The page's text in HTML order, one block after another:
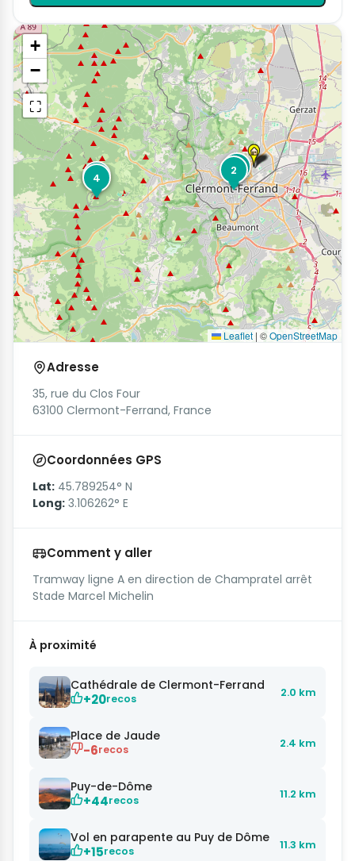
1
2
3
4
+
−
⛶
Leaflet | ©OpenStreetMap
Adresse
35, rue du Clos Four
63100 Clermont-Ferrand, France
Coordonnées GPS
Lat: 45.789254° N
Long: 3.106262° E
Comment y aller
Tramway ligne A en direction de Champratel arrêt
Stade Marcel Michelin
À proximité
Cathédrale de Clermont-Ferrand
+20recos 2.0 km
Place de Jaude
-6recos 2.4 km
Puy-de-Dôme
+44recos 11.2 km
Vol en parapente au Puy de Dôme
+15recos 11.3 km